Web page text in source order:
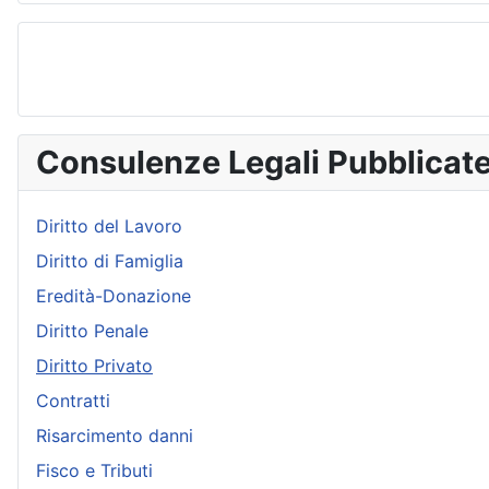
Consulenze Legali
Diritto del Lavoro
Diritto di Famiglia
Eredità-Donazione
Diritto Penale
Diritto Privato
Contratti
Risarcimento danni
Fisco e Tributi